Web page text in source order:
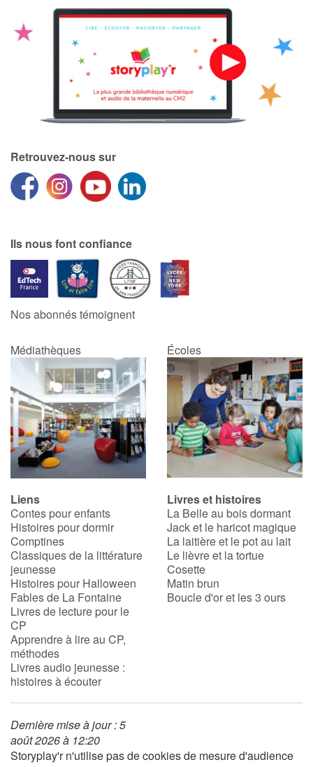
Retrouvez-nous sur
Ils nous font confiance
Nos abonnés témoignent
Médiathèques Écoles
Liens
Contes pour enfants
Histoires pour dormir
Comptines
Classiques de la littérature
jeunesse
Histoires pour Halloween
Fables de La Fontaine
Livres de lecture pour le
CP
Apprendre à lire au CP,
méthodes
Livres audio jeunesse :
histoires à écouter
Livres et histoires
La Belle au bois dormant
Jack et le haricot magique
La laitière et le pot au lait
Le lièvre et la tortue
Cosette
Matin brun
Boucle d'or et les 3 ours
Dernière mise à jour : 5
août 2026 à 12:20
Storyplay'r n'utilise pas de cookies de mesure d'audience